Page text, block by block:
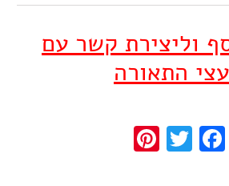
וליצירת קשר עם
התאורה
Facebook
Twitter
Pinterest